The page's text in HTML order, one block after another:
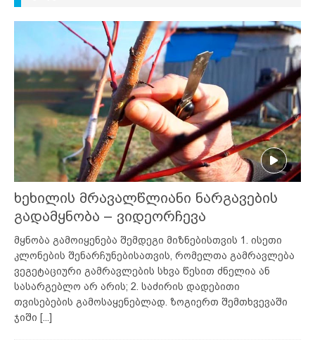
ხეხილის მრავალწლიანი ნარგავების
გადამყნობა – ვიდეორჩევა
მყნობა გამოიყენება შემდეგი მიზნებისთვის 1. ისეთი
კლონების შენარჩუნებისათვის, რომელთა გამრავლება
ვეგეტაციური გამრავლების სხვა წესით ძნელია ან
სასარგებლო არ არის; 2. საძირის დადებითი
თვისებების გამოსაყენებლად. ზოგიერთ შემთხვევაში
ჯიში [...]